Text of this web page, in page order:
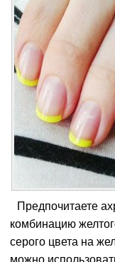
Предпочитаете
комбинацию
серого цвета на
можно